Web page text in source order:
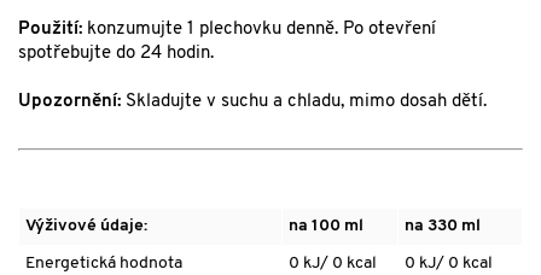
Použití: konzumujte 1 plechovku denně. Po otevření
spotřebujte do 24 hodin.
Upozornění: Skladujte v suchu a chladu, mimo dosah dětí.
Výživové údaje: na 100 ml na 330 ml
Energetická hodnota 0 kJ/ 0 kcal 0 kJ/ 0 kcal